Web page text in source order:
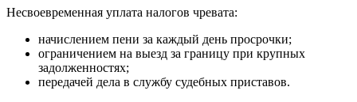
Несвоевременная уплата налогов чревата:
начислением пени за каждый день просрочки;
ограничением на выезд за границу при крупных
задолженностях;
передачей дела в службу судебных приставов.